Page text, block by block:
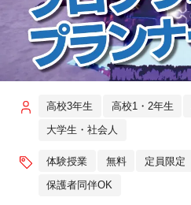
高校3年生 高校1・2年生
大学生・社会人
体験授業 無料 定員限定
保護者同伴OK